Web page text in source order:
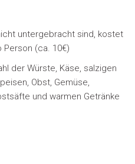
untergebracht sind, kostet
Person (ca. 10€)
der Würste, Käse, salzigen
Obst, Gemüse,
und warmen Getränke